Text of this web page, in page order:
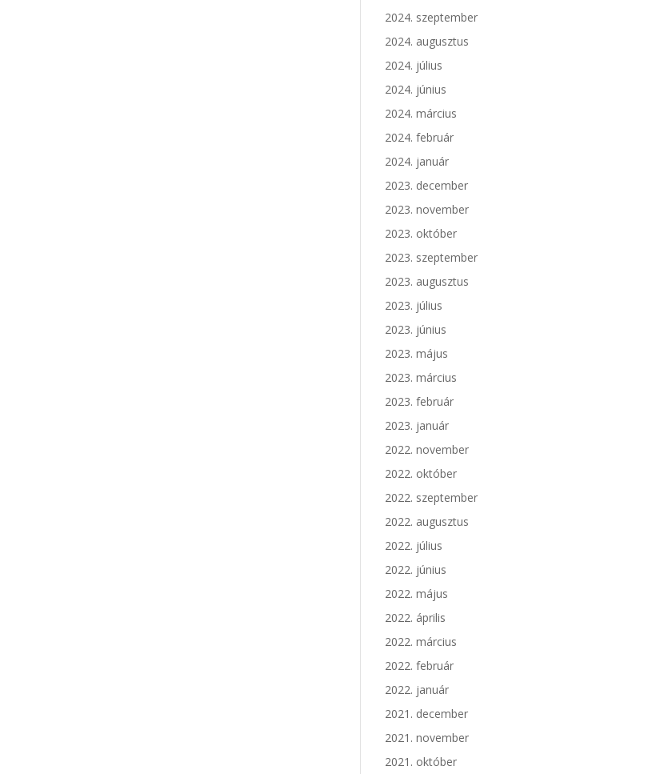
2024. szeptember
2024. augusztus
2024. július
2024. június
2024. március
2024. február
2024. január
2023. december
2023. november
2023. október
2023. szeptember
2023. augusztus
2023. július
2023. június
2023. május
2023. március
2023. február
2023. január
2022. november
2022. október
2022. szeptember
2022. augusztus
2022. július
2022. június
2022. május
2022. április
2022. március
2022. február
2022. január
2021. december
2021. november
2021. október